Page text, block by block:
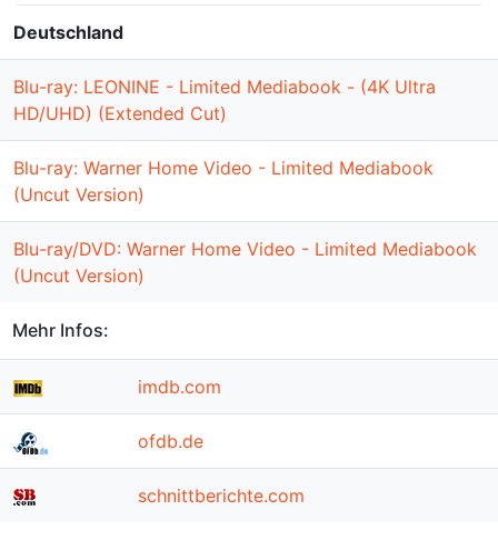
Deutschland
Blu-ray: LEONINE - Limited Mediabook - (4K Ultra
HD/UHD) (Extended Cut)
Blu-ray: Warner Home Video - Limited Mediabook
(Uncut Version)
Blu-ray/DVD: Warner Home Video - Limited Mediabook
(Uncut Version)
Mehr Infos:
imdb.com
ofdb.de
schnittberichte.com